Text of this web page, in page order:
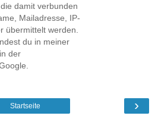
damit verbunden
Mailadresse, IP-
übermittelt werden.
du in meiner
der
›
Startseite